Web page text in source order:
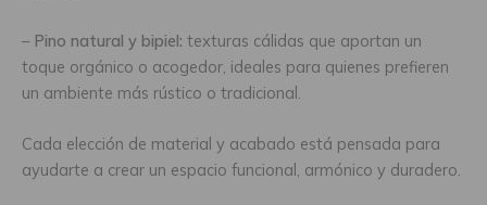
– Pino natural y bipiel: texturas cálidas que aportan un
toque orgánico o acogedor, ideales para quienes prefieren
un ambiente más rústico o tradicional.
Cada elección de material y acabado está pensada para
ayudarte a crear un espacio funcional, armónico y duradero.